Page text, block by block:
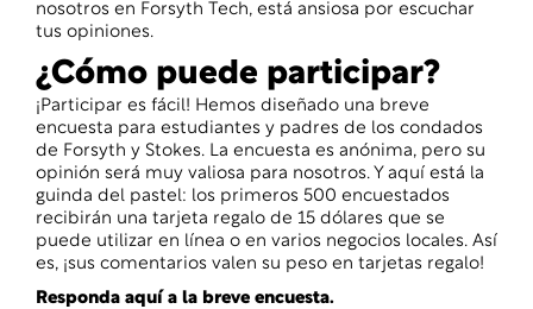
nosotros en Forsyth Tech, está ansiosa por escuchar
tus opiniones.
¿Cómo puede participar?
¡Participar es fácil! Hemos diseñado una breve
encuesta para estudiantes y padres de los condados
de Forsyth y Stokes. La encuesta es anónima, pero su
opinión será muy valiosa para nosotros. Y aquí está la
guinda del pastel: los primeros 500 encuestados
recibirán una tarjeta regalo de 15 dólares que se
puede utilizar en línea o en varios negocios locales. Así
es, ¡sus comentarios valen su peso en tarjetas regalo!
Responda aquí a la breve encuesta.